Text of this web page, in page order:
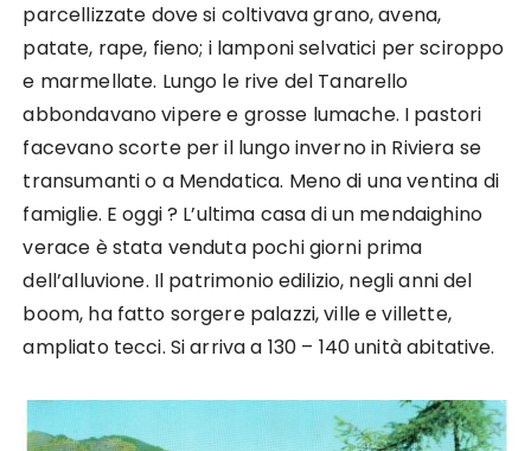
parcellizzate dove si coltivava grano, avena,
patate, rape, fieno; i lamponi selvatici per sciroppo
e marmellate. Lungo le rive del Tanarello
abbondavano vipere e grosse lumache. I pastori
facevano scorte per il lungo inverno in Riviera se
transumanti o a Mendatica. Meno di una ventina di
famiglie. E oggi ? L’ultima casa di un mendaighino
verace è stata venduta pochi giorni prima
dell’alluvione. Il patrimonio edilizio, negli anni del
boom, ha fatto sorgere palazzi, ville e villette,
ampliato tecci. Si arriva a 130 – 140 unità abitative.